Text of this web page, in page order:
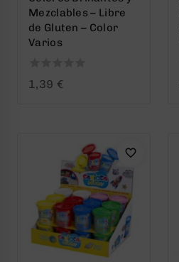
Mezclables – Libre
de Gluten – Color
Varios
01,39 €